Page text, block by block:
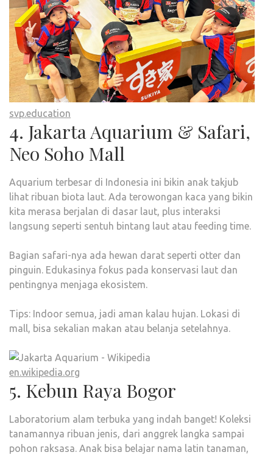
svp.education
4. Jakarta Aquarium & Safari,
Neo Soho Mall
Aquarium terbesar di Indonesia ini bikin anak takjub
lihat ribuan biota laut. Ada terowongan kaca yang bikin
kita merasa berjalan di dasar laut, plus interaksi
langsung seperti sentuh bintang laut atau feeding time.
Bagian safari-nya ada hewan darat seperti otter dan
pinguin. Edukasinya fokus pada konservasi laut dan
pentingnya menjaga ekosistem.
Tips: Indoor semua, jadi aman kalau hujan. Lokasi di
mall, bisa sekalian makan atau belanja setelahnya.
en.wikipedia.org
5. Kebun Raya Bogor
Laboratorium alam terbuka yang indah banget! Koleksi
tanamannya ribuan jenis, dari anggrek langka sampai
pohon raksasa. Anak bisa belajar nama latin tanaman,